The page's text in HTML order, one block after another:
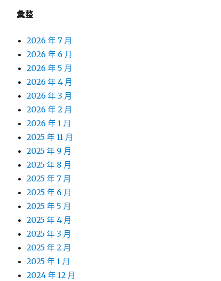
彙整
2026 年 7 月
2026 年 6 月
2026 年 5 月
2026 年 4 月
2026 年 3 月
2026 年 2 月
2026 年 1 月
2025 年 11 月
2025 年 9 月
2025 年 8 月
2025 年 7 月
2025 年 6 月
2025 年 5 月
2025 年 4 月
2025 年 3 月
2025 年 2 月
2025 年 1 月
2024 年 12 月